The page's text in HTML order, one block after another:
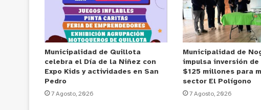
Municipalidad de Quillota
celebra el Día de la Niñez con
Expo Kids y actividades en San
Pedro
7 Agosto, 2026
Municipalidad de
impulsa inversión de
$125 millones para
sector El Polígono
7 Agosto, 2026